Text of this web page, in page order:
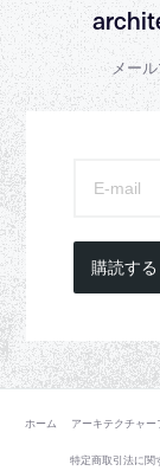
メー
購読する
ホーム アーキテクチャ
特定商取引法に関